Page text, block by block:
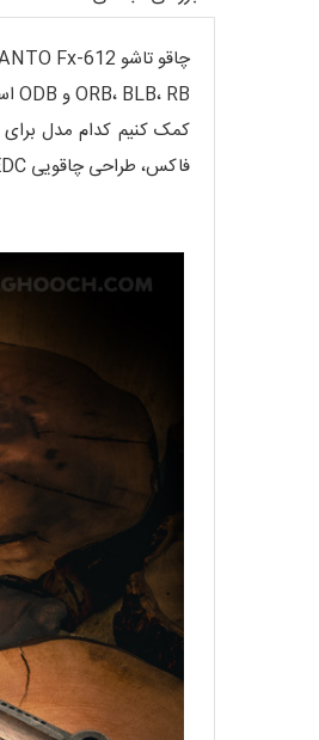
فاکس، طراحی چاقویی EDC با حداقل وزن ممکن می باشد.